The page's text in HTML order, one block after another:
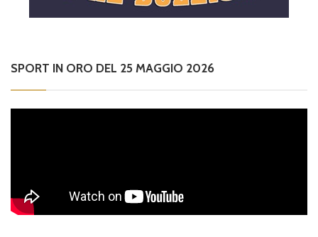
SPORT IN ORO DEL 25 MAGGIO 2026